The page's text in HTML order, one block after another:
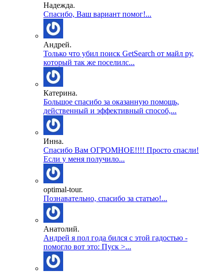
Надежда.
Спасибо, Ваш вариант помог!...
Андрей.
Только что убил поиск GetSearch от майл ру,
который так же поселилс...
Катерина.
Большое спасибо за оказанную помощь,
действенный и эффективный способ,...
Инна.
Спасибо Вам ОГРОМНОЕ!!!! Просто спасли!
Если у меня получило...
optimal-tour.
Познавательно, спасибо за статью!...
Анатолий.
Андрей я пол года бился с этой гадостью -
помогло вот это: Пуск >...